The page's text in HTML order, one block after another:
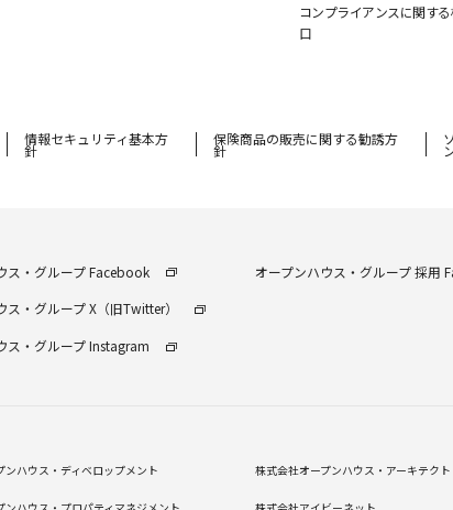
コンプライアンスに関する
口
情報セキュリティ基本方
針
保険商品の販売に関する勧誘⽅
針
ス・グループ Facebook
ス・グループ X（旧Twitter）
ス・グループ Instagram
オープンハウス・グループ 採⽤
ンハウス・ディベロップメント 株式会社オープンハウス・アーキテクト